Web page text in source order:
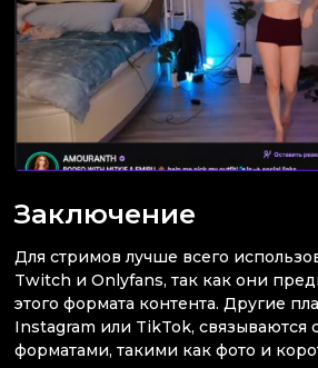
Заключение
Для стримов лучше всего
Twitch и Onlyfans, так как они
этого формата контента. Другие
Instagram или TikTok, связываются
форматами, такими как фото и